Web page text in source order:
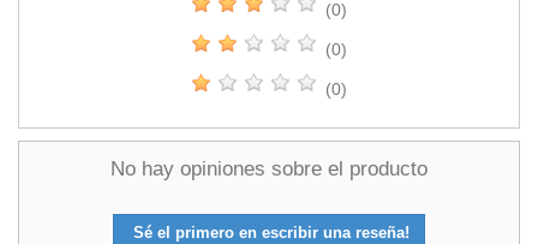
(0)
(0)
(0)
No hay opiniones sobre el producto
Sé el primero en escribir una reseña!